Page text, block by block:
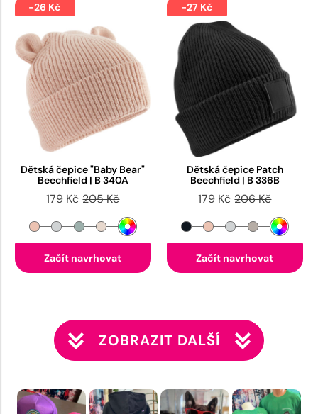
-26 Kč
Dětská čepice "Baby Bear"
Beechfield | B 340A
179 Kč 205 Kč
Začít navrhovat
-27 Kč
Dětská čepice Patch
Beechfield | B 336B
179 Kč 206 Kč
Začít navrhovat
ZOBRAZIT DALŠÍ